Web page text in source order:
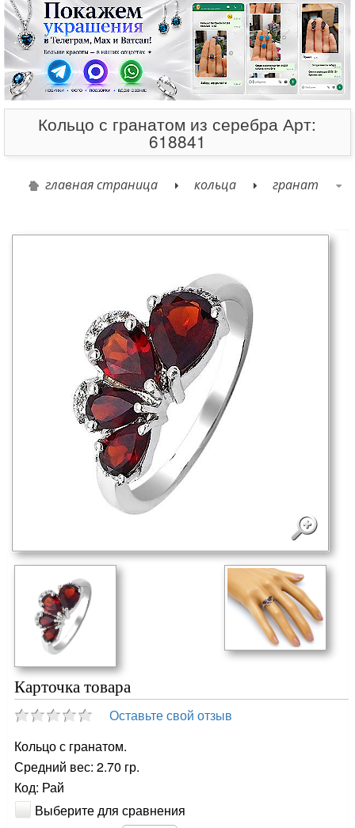
Кольцо с гранатом из серебра Арт:
618841
главная страница кольца гранат
Карточка товара
Оставьте свой отзыв
Кольцо с гранатом.
Средний вес: 2.70 гр.
Код: Рай
Выберите для сравнения